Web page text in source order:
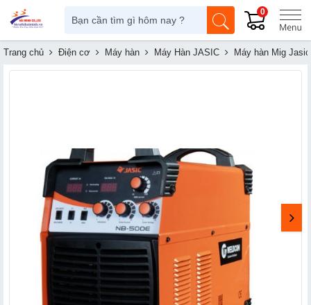
0
Trang chủ Điện cơ Máy hàn Máy Hàn JASIC Máy hàn Mig Jasic